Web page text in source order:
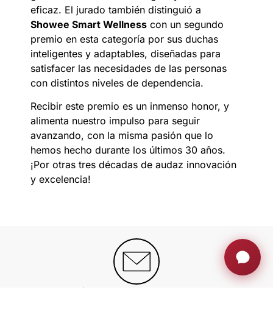
eficaz. El jurado también distinguió a
Showee Smart Wellness con un segundo
premio en esta categoría por sus duchas
inteligentes y adaptables, diseñadas para
satisfacer las necesidades de las personas
con distintos niveles de dependencia.
Recibir este premio es un inmenso honor, y
alimenta nuestro impulso para seguir
avanzando, con la misma pasión que lo
hemos hecho durante los últimos 30 años.
¡Por otras tres décadas de audaz innovación
y excelencia!